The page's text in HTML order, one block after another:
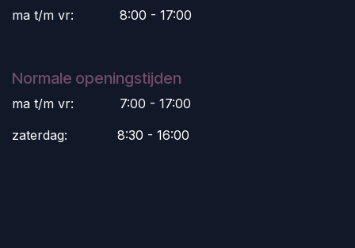
ma t/m vr:
​8:00 - 17:00
Normale openingstijden
ma t/m vr:
​7:00 - 17:00
zaterdag:
​8:30 - 16:00